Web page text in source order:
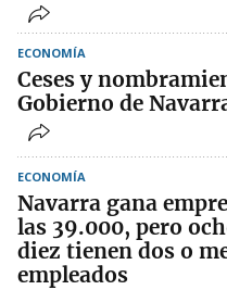
ECONOMÍA
Ceses y
Gobierno de
ECONOMÍA
Navarra gana
las 39.000, pero
diez tienen dos o
empleados